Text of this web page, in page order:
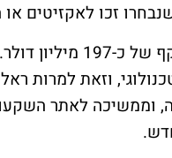
הקרן השיקה את קרן ההשקעות החמישית
שינויים בשוק הטכנולוגי, וזאת
וממשיכה לאתר